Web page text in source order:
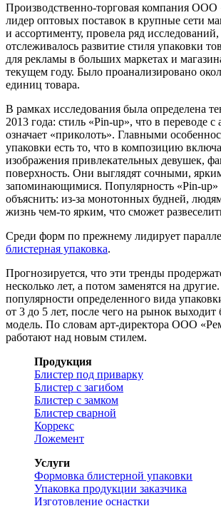
Производственно-торговая компания ООО
лидер оптовых поставок в крупные сети
и ассортименту, провела ряд
отслеживалось развитие стиля упаковки
для рекламы в больших маркетах и
текущем году. Было проанализировано
единиц товара.
В рамках исследования была определена
2013 года: стиль «Pin-up», что в переводе с
означает «приколоть». Главными
упаковки есть то, что в композицию
изображения привлекательных девушек,
поверхность. Они выглядят сочными,
запоминающимися. Популярность «Pin-
объяснить: из-за монотонных будней,
жизнь чем-то ярким, что сможет
Среди форм по прежнему лидирует
блистерная упаковка.
Прогнозируется, что эти тренды
несколько лет, а потом заменятся на
популярности определенного вида
от 3 до 5 лет, после чего на рынок выходит
модель. По словам арт-директора ООО
работают над новым стилем.
Продукция
Блистер под приварку
Блистер с загибом
Блистер с замком
Блистер сварной
Коррекс
Ложемент
Услуги
Формовка блистерной упаковки
Упаковка продукции заказчика
Изготовление оснастки